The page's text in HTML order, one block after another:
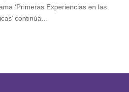
‘Primeras Experiencias en las
continúa...